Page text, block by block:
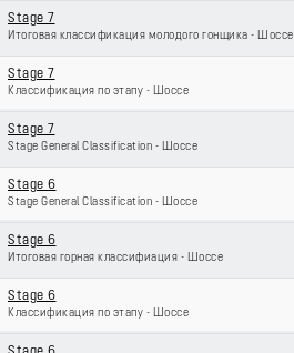
Stage 7
Итоговая классификация молодого гонщика - Шоссе
Stage 7
Классификация по этапу - Шоссе
Stage 7
Stage General Classification - Шоссе
Stage 6
Stage General Classification - Шоссе
Stage 6
Итоговая горная классифиация - Шоссе
Stage 6
Классификация по этапу - Шоссе